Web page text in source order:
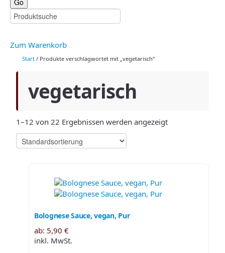
Zum Warenkorb
Start / Produkte verschlagwortet mit „vegetarisch“
vegetarisch
1–12 von 22 Ergebnissen werden angezeigt
Bolognese Sauce, vegan, Pur
ab: 5,90 €
inkl. MwSt.